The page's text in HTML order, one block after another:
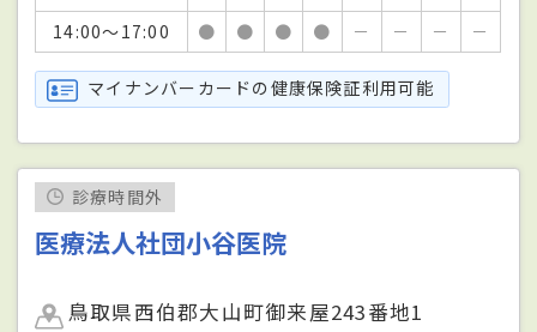
14:00～17:00
● ● ● ● － － － －
マイナンバーカードの健康保険証利用可能
診療時間外
医療法人社団小谷医院
鳥取県西伯郡大山町御来屋243番地1